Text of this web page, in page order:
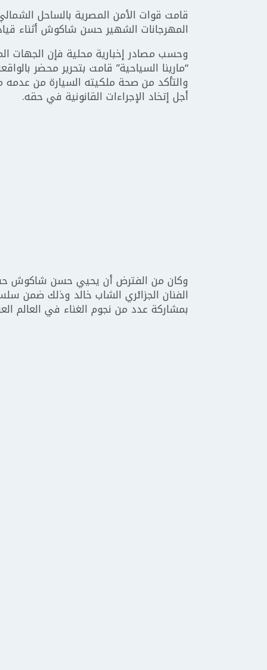
المهرجانات الشهير حسن شاكوش أثناء
وحسب مصادر إخبارية محلية فإن الجهات
“مارينا السياحية” قامت بتحرير محضر
والتأكد من صحة ملكيته السيارة من عدمه
أجل إتخاد الإجراءات القانونية في حقه.
وكان من الفترض أن يحيي حسن شاكوش
الفنان الجزائري الشاب خالد وذلك ضمن
بمشاركة عدد من نجوم الغناء في العالم